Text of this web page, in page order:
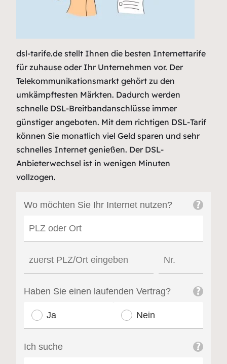
dsl-tarife.de stellt Ihnen die besten Internettarife
für zuhause oder Ihr Unternehmen vor. Der
Telekommunikationsmarkt gehört zu den
umkämpftesten Märkten. Dadurch werden
schnelle DSL-Breitbandanschlüsse immer
günstiger angeboten. Mit dem richtigen DSL-Tarif
können Sie monatlich viel Geld sparen und sehr
schnelles Internet genießen. Der DSL-
Anbieterwechsel ist in wenigen Minuten
vollzogen.